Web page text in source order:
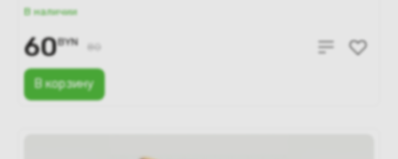
В наличии
В корзину
60BYN 80